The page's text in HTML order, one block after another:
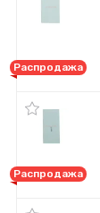
Распродажа
Распродажа